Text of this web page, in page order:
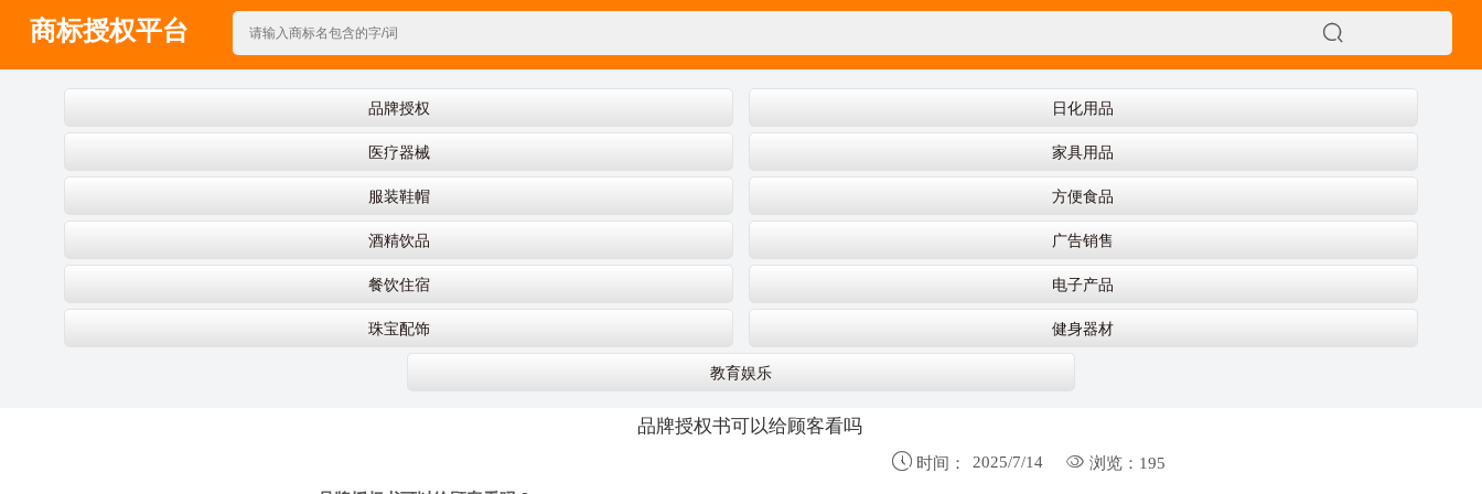
商标授权平台 
NEWS
品牌授权 日化用品
医疗器械 家具用品
服装鞋帽 方便食品
酒精饮品 广告销售
餐饮住宿 电子产品
珠宝配饰 健身器材
教育娱乐
品牌授权书可以给顾客看吗
 浏览：195
 时间： 2025/7/14